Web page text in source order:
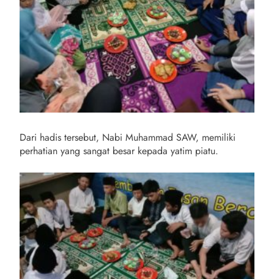
Dari hadis tersebut, Nabi Muhammad SAW, memiliki
perhatian yang sangat besar kepada yatim piatu.